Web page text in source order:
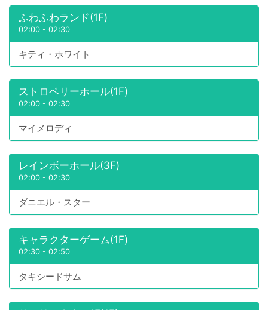
ふわふわランド(1F)
02:00 - 02:30
キティ・ホワイト
ストロベリーホール(1F)
02:00 - 02:30
マイメロディ
レインボーホール(3F)
02:00 - 02:30
ダニエル・スター
キャラクターゲーム(1F)
02:30 - 02:50
タキシードサム